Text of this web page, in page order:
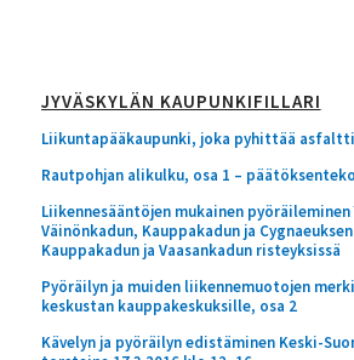
JYVÄSKYLÄN KAUPUNKIFILLARI
Liikuntapääkaupunki, joka pyhittää
Rautpohjan alikulku, osa 1 –
Liikennesääntöjen mukainen
Väinönkadun, Kauppakadun ja
Kauppakadun ja Vaasankadun risteyksissä
Pyöräilyn ja muiden liikennemuotojen
keskustan kauppakeskuksille, osa 2
Kävelyn ja pyöräilyn edistäminen Keski-